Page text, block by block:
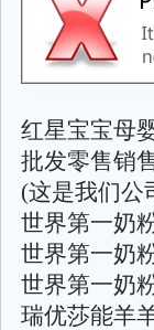
红星宝宝母
批发零售销
(这是我们公
世界第一奶
世界第一奶
世界第一奶
瑞优莎能羊